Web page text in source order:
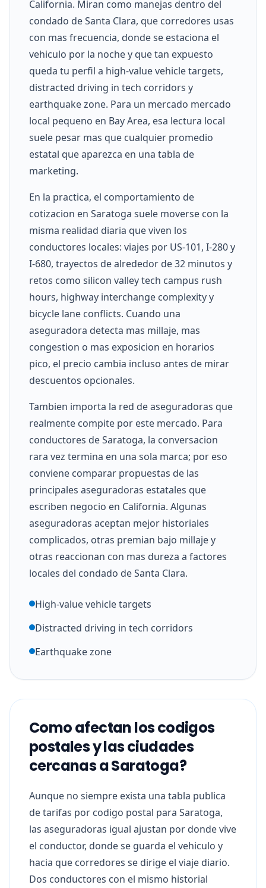
California. Miran como manejas dentro del
condado de Santa Clara, que corredores usas
con mas frecuencia, donde se estaciona el
vehiculo por la noche y que tan expuesto
queda tu perfil a high-value vehicle targets,
distracted driving in tech corridors y
earthquake zone. Para un mercado mercado
local pequeno en Bay Area, esa lectura local
suele pesar mas que cualquier promedio
estatal que aparezca en una tabla de
marketing.
En la practica, el comportamiento de
cotizacion en Saratoga suele moverse con la
misma realidad diaria que viven los
conductores locales: viajes por US-101, I-280 y
I-680, trayectos de alrededor de 32 minutos y
retos como silicon valley tech campus rush
hours, highway interchange complexity y
bicycle lane conflicts. Cuando una
aseguradora detecta mas millaje, mas
congestion o mas exposicion en horarios
pico, el precio cambia incluso antes de mirar
descuentos opcionales.
Tambien importa la red de aseguradoras que
realmente compite por este mercado. Para
conductores de Saratoga, la conversacion
rara vez termina en una sola marca; por eso
conviene comparar propuestas de las
principales aseguradoras estatales que
escriben negocio en California. Algunas
aseguradoras aceptan mejor historiales
complicados, otras premian bajo millaje y
otras reaccionan con mas dureza a factores
locales del condado de Santa Clara.
High-value vehicle targets
Distracted driving in tech corridors
Earthquake zone
Como afectan los codigos
postales y las ciudades
cercanas a Saratoga?
Aunque no siempre exista una tabla publica
de tarifas por codigo postal para Saratoga,
las aseguradoras igual ajustan por donde vive
el conductor, donde se guarda el vehiculo y
hacia que corredores se dirige el viaje diario.
Dos conductores con el mismo historial